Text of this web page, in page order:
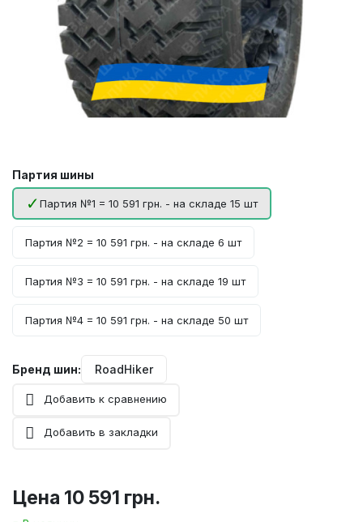
Партия шины
Партия №1 = 10 591 грн. - на складе 15 шт
Партия №2 = 10 591 грн. - на складе 6 шт
Партия №3 = 10 591 грн. - на складе 19 шт
Партия №4 = 10 591 грн. - на складе 50 шт
Бренд шин: RoadHiker
Добавить к сравнению
Добавить в закладки
Цена 10 591 грн.